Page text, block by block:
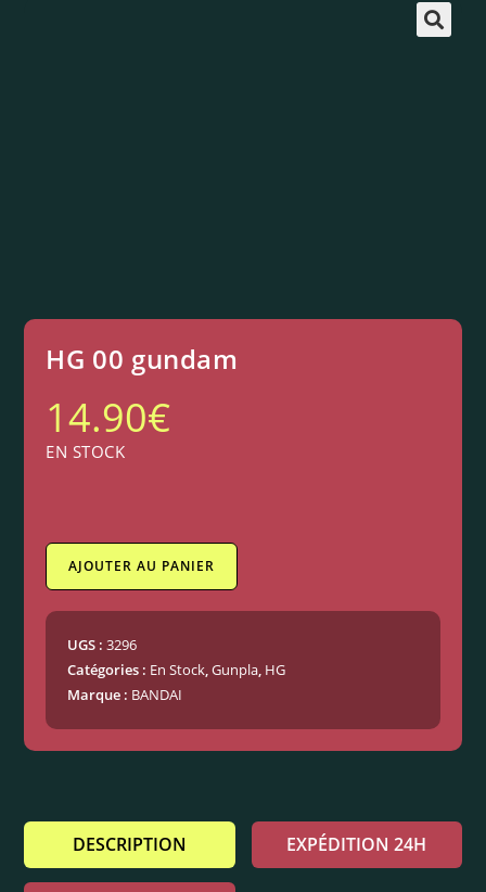
HG 00 gundam
14.90€
EN STOCK
AJOUTER AU PANIER
UGS :3296
Catégories : En Stock,Gunpla, HG
Marque : BANDAI
DESCRIPTION EXPÉDITION 24H